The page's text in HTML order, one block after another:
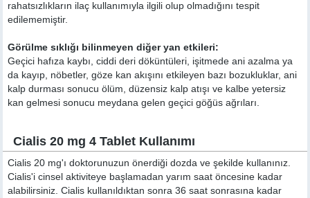
rahatsızlıkların ilaç kullanımıyla ilgili olup olmadığını tespit
edilememiştir.
Görülme sıklığı bilinmeyen diğer yan etkileri:
Geçici hafıza kaybı, ciddi deri döküntüleri, işitmede ani azalma ya
da kayıp, nöbetler, göze kan akışını etkileyen bazı bozukluklar, ani
kalp durması sonucu ölüm, düzensiz kalp atışı ve kalbe yetersiz
kan gelmesi sonucu meydana gelen geçici göğüs ağrıları.
Cialis 20 mg 4 Tablet Kullanımı
Cialis 20 mg'ı doktorunuzun önerdiği dozda ve şekilde kullanınız.
Cialis'i cinsel aktiviteye başlamadan yarım saat öncesine kadar
alabilirsiniz. Cialis kullanıldıktan sonra 36 saat sonrasına kadar